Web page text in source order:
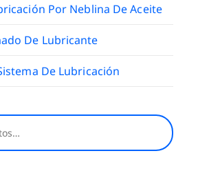
Por Neblina De Aceite
De Lubricante
De Lubricación